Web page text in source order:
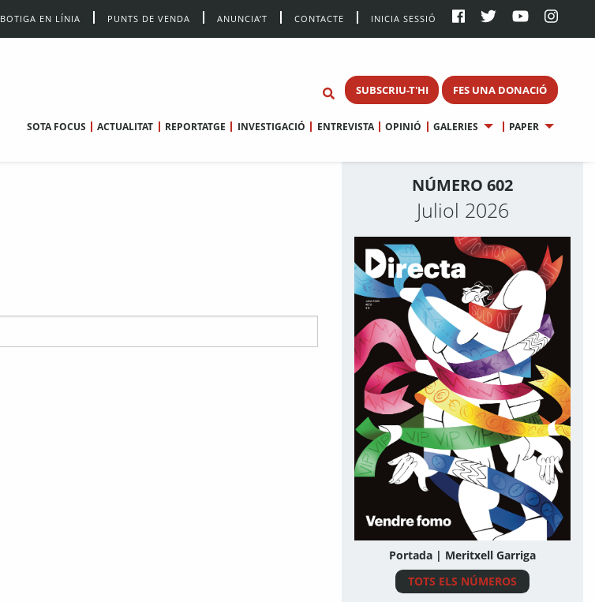
BOTIGA EN LÍNIA PUNTS DE VENDA ANUNCIA’T CONTACTE INICIA SESSIÓ
SUBSCRIU-T'HI FES UNA DONACIÓ
SOTA FOCUS ACTUALITAT REPORTATGE INVESTIGACIÓ ENTREVISTA OPINIÓ GALERIES PAPER
NÚMERO 602
Juliol 2026
Portada | Meritxell Garriga
TOTS ELS NÚMEROS